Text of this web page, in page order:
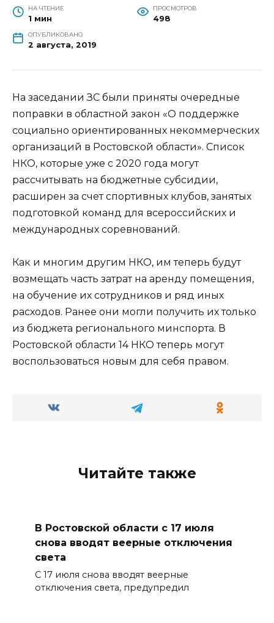
НА ЧТЕНИЕ
1 мин
ПРОСМОТРОВ
498
ОПУБЛИКОВАНО
2 августа, 2019
На заседании ЗС были приняты очередные
поправки в областной закон «О поддержке
социально ориентированных некоммерческих
организаций в Ростовской области». Список
НКО, которые уже с 2020 года могут
рассчитывать на бюджетные субсидии,
расширен за счет спортивных клубов, занятых
подготовкой команд для всероссийских и
международных соревнований.
Как и многим другим НКО, им теперь будут
возмещать часть затрат на аренду помещения,
на обучение их сотрудников и ряд иных
расходов. Ранее они могли получить их только
из бюджета регионального минспорта. В
Ростовской области 14 НКО теперь могут
воспользоваться новым для себя правом.
Читайте также
В Ростовской области с 17 июля
снова вводят веерные отключения
света
С 17 июля снова вводят веерные
отключения света, предупредил